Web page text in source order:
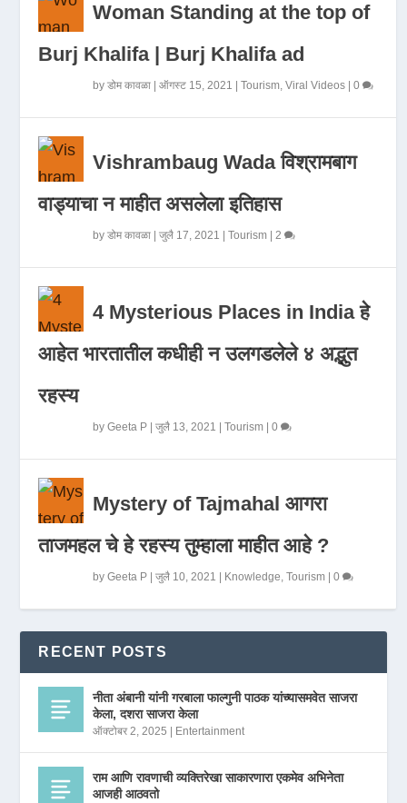
Woman Standing at the top of
Burj Khalifa | Burj Khalifa ad
byडोम कावळा |ऑगस्ट 15, 2021 |Tourism,Viral Videos |0
Vishrambaug Wada विश्रामबाग
वाड्याचा न माहीत असलेला इतिहास
byडोम कावळा |जुलै 17, 2021 |Tourism |2
4 Mysterious Places in India हे
आहेत भारतातील कधीही न उलगडलेले ४ अद्भुत
रहस्य
byGeeta P |जुलै 13, 2021 |Tourism |0
Mystery of Tajmahal आगरा
ताजमहल चे हे रहस्य तुम्हाला माहीत आहे ?
byGeeta P |जुलै 10, 2021 Knowledge,Tourism |0
RECENT POSTS
नीता अंबानी यांनी गरबाला फाल्गुनी पाठक यांच्यासमवेत साजरा
केला, दशरा साजरा केला
ऑक्टोबर 2, 2025 Entertainment
राम आणि रावणाची व्यक्तिरेखा साकारणारा एकमेव अभिनेता
आजही आठवतो